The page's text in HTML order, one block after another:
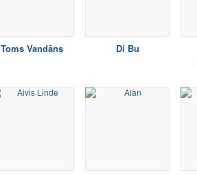
Toms Vandāns Di Bu